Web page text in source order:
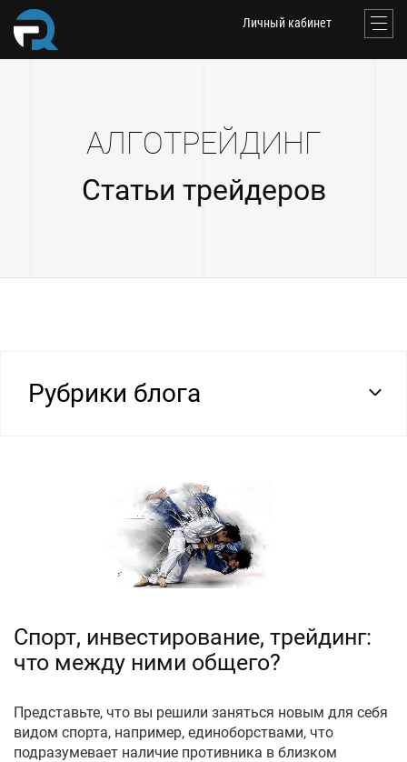
Личный кабинет
АЛГОТРЕЙДИНГ
Статьи трейдеров
Рубрики блога
Спорт, инвестирование, трейдинг:
что между ними общего?
Представьте, что вы решили заняться новым для себя
видом спорта, например, единоборствами, что
подразумевает наличие противника в близком